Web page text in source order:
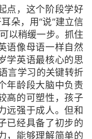
点，这个阶段学好
朵，用“说”建立信
以稍缓一步。抓住
语像母语一样自然
学英语最核心的思
言学习的关键转折
年龄段大脑中负责
高的可塑性，孩子
远强于成人。但和
已经具备了初步的
，能够理解简单的